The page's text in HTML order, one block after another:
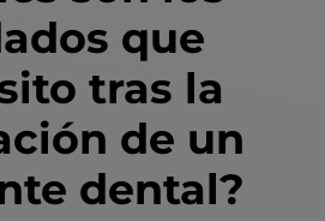
que
tras la
de un
dental?